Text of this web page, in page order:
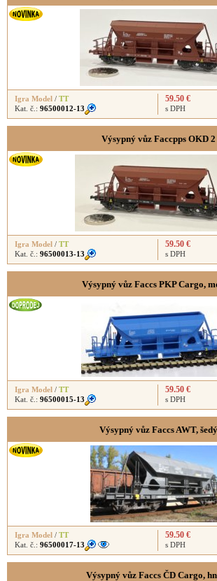
Igra Model / TT
Kat. č.: 96500012-13
59.50 €
s DPH
Výsypný vůz Faccpps OKD 2
Igra Model / TT
Kat. č.: 96500013-13
59.50 €
s DPH
Výsypný vůz Faccs PKP Cargo,
Igra Model / TT
Kat. č.: 96500015-13
59.50 €
s DPH
Výsypný vůz Faccs AWT, šedý
Igra Model / TT
Kat. č.: 96500017-13
59.50 €
s DPH
Výsypný vůz Faccs ČD Cargo,